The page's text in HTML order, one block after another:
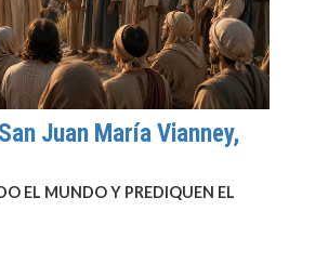
Juan María Vianney,
EL MUNDO Y PREDIQUEN EL